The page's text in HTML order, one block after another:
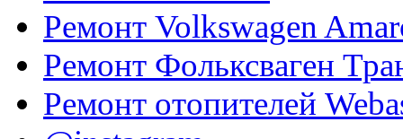
Ремонт Volkswagen
Ремонт Фольксваген
Ремонт отопителей